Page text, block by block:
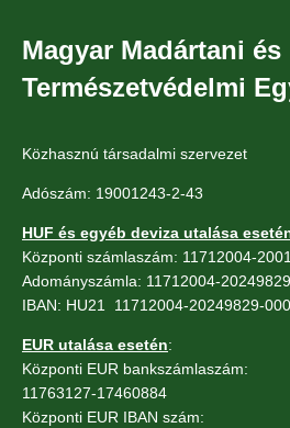
Magyar Madártani és
Természetvédelmi
Közhasznú társadalmi szervezet
Adószám: 19001243-2-43
HUF és egyéb deviza utalása
Központi számlaszám: 11712004-
Adományszámla: 11712004-20249829
IBAN: HU21 11712004-20249829-
EUR utalása esetén:
Központi EUR bankszámlaszám:
11763127-17460884
Központi EUR IBAN szám: